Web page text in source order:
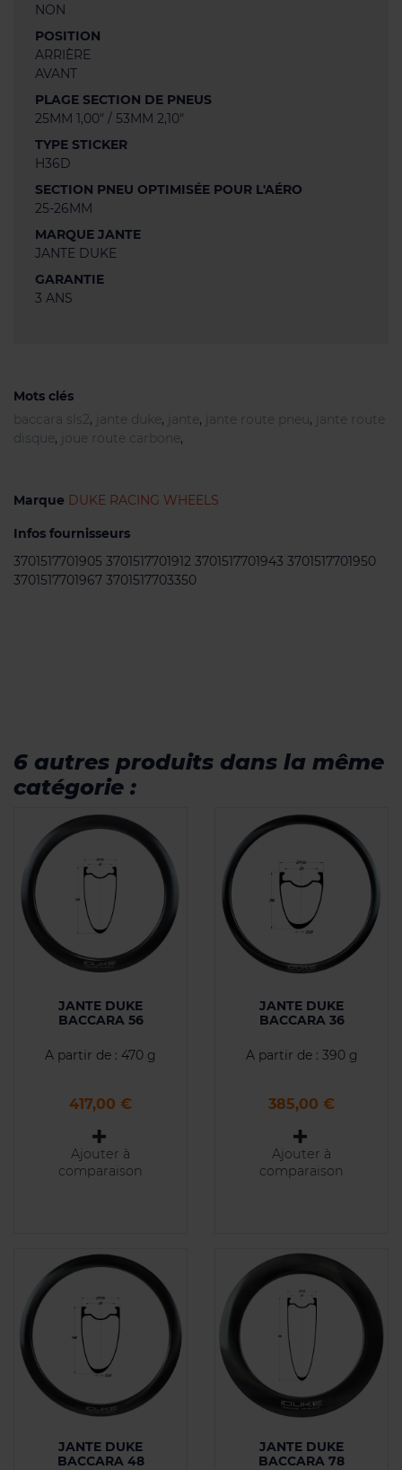
NON
POSITION
ARRIÈRE
AVANT
PLAGE SECTION DE PNEUS
25MM 1,00" / 53MM 2,10"
TYPE STICKER
H36D
SECTION PNEU OPTIMISÉE POUR L'AÉRO
25-26MM
MARQUE JANTE
JANTE DUKE
GARANTIE
3 ANS
Mots clés
baccara sls2, jante duke, jante, jante route pneu, jante route
disque, joue route carbone,
Marque DUKE RACING WHEELS
Infos fournisseurs
3701517701905 3701517701912 3701517701943 3701517701950
3701517701967 3701517703350
6 autres produits dans la même
catégorie :
JANTE DUKE
BACCARA 56
A partir de : 470 g
Prix
417,00 €
Ajouter à
comparaison
JANTE DUKE
BACCARA 36
A partir de : 390 g
Prix
385,00 €
Ajouter à
comparaison
JANTE DUKE
BACCARA 48
JANTE DUKE
BACCARA 78